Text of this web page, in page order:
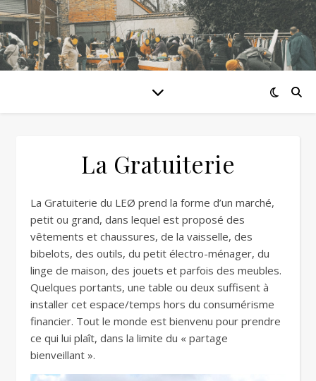
La Gratuiterie
La Gratuiterie du LEØ prend la forme d’un marché,
petit ou grand, dans lequel est proposé des
vêtements et chaussures, de la vaisselle, des
bibelots, des outils, du petit électro-ménager, du
linge de maison, des jouets et parfois des meubles.
Quelques portants, une table ou deux suffisent à
installer cet espace/temps hors du consumérisme
financier. Tout le monde est bienvenu pour prendre
ce qui lui plaît, dans la limite du « partage
bienveillant ».